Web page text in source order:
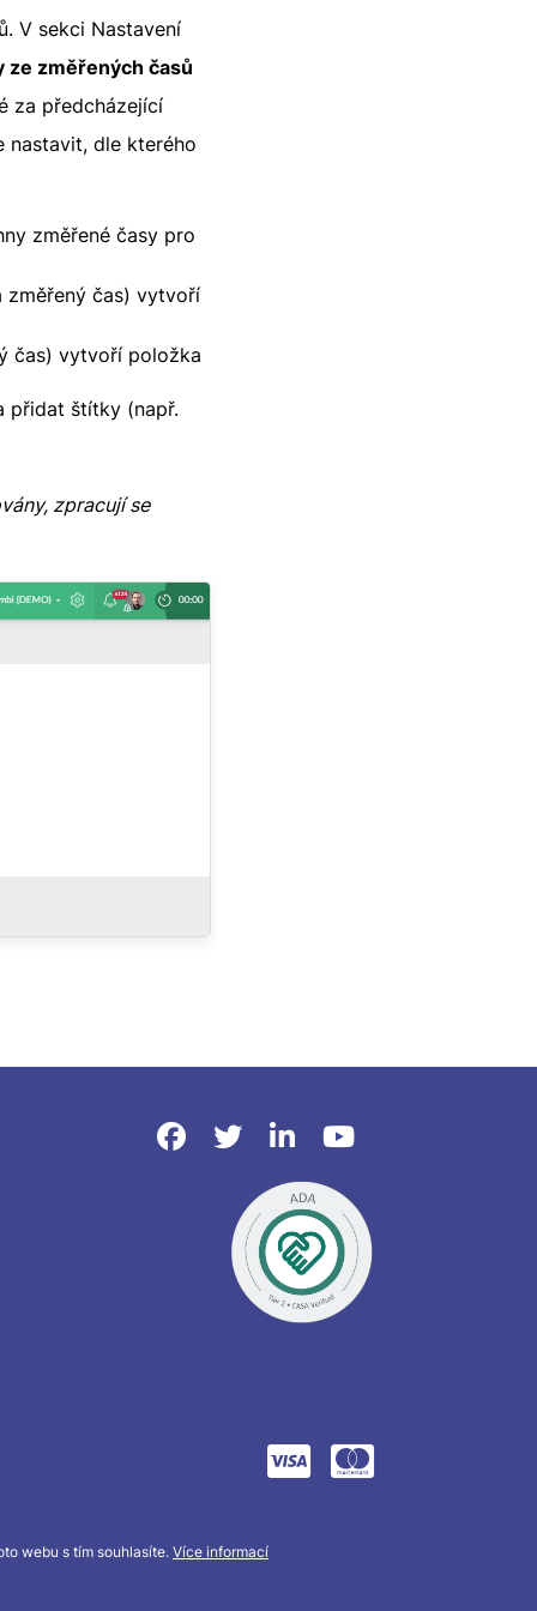
V sekci Nastavení
ze změřených časů
za předcházející
nastavit, dle kterého
změřené časy pro
čas) vytvoří
čas) vytvoří položka
přidat štítky (např.
zpracují se
webu s tím souhlasíte. Více informací